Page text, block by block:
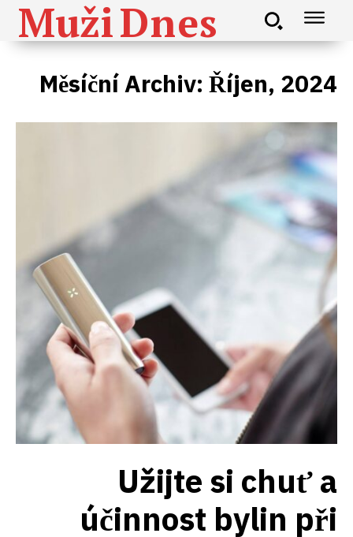
MužiDnes
Měsíční Archiv: Říjen, 2024
Užijte si chuť a
účinnost bylin při